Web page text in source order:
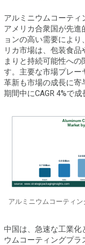
アルミニウムコーティ
アメリカ合衆国が先
ョンの高い需要によ
リカ市場は、包装食
まりと持続可能性へ
す。主要な市場プレー
革新も市場の成長に寄
期間中にCAGR 4%で
アルミニウムコーティ
中国は、急速な工業
ウムコーティングプ